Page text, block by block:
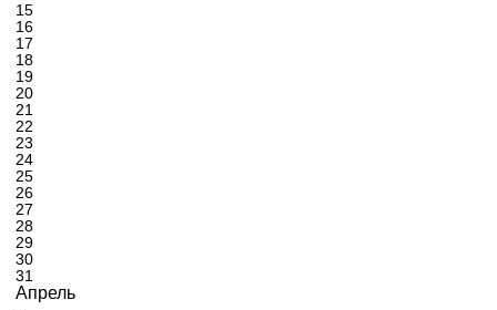
15
16
17
18
19
20
21
22
23
24
25
26
27
28
29
30
31
Апрель